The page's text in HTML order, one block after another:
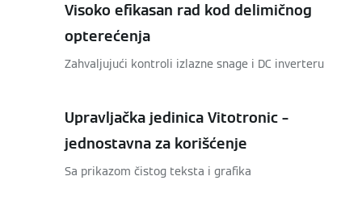
Visoko efikasan rad kod delimičnog
opterećenja
Zahvaljujući kontroli izlazne snage i DC inverteru
Upravljačka jedinica Vitotronic –
jednostavna za korišćenje
Sa prikazom čistog teksta i grafika